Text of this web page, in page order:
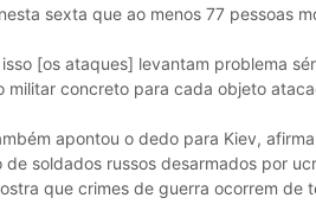
sexta que ao menos 77 pessoas
[os ataques] levantam problema
militar concreto para cada objeto
apontou o dedo para Kiev,
soldados russos desarmados por
que crimes de guerra ocorrem de